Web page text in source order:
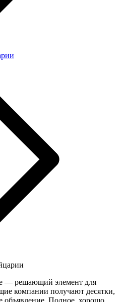
— решающий элемент для
компании получают десятки,
объявление. Полное, хорошо